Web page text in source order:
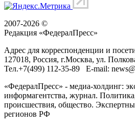
2007-2026 ©
Редакция «ФедералПресс»
Адрес для корреспонденции и
127018, Россия, г.Москва, ул.
Тел.+7(499) 112-35-89 E-mail:
«ФедералПресс» - медиа-холдинг:
информагентства, журнал.
происшествия, общество.
регионов РФ